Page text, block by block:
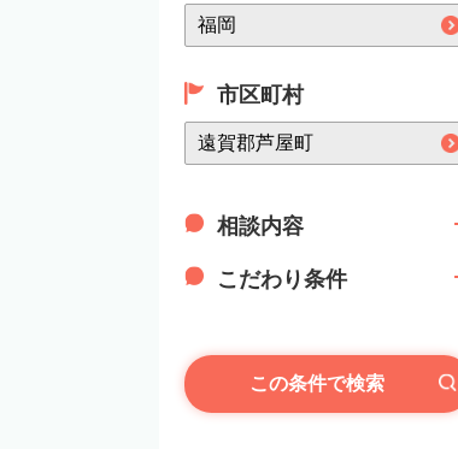
市区町村
相談内容
こだわり条件
この条件で検索